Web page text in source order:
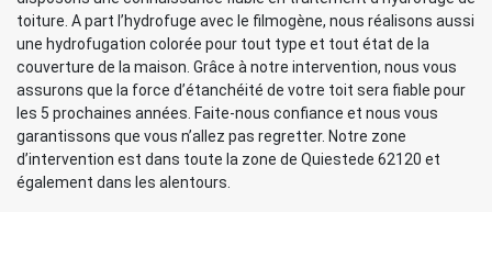
toiture. A part l’hydrofuge avec le filmogène, nous réalisons aussi
une hydrofugation colorée pour tout type et tout état de la
couverture de la maison. Grâce à notre intervention, nous vous
assurons que la force d’étanchéité de votre toit sera fiable pour
les 5 prochaines années. Faite-nous confiance et nous vous
garantissons que vous n’allez pas regretter. Notre zone
d’intervention est dans toute la zone de Quiestede 62120 et
également dans les alentours.